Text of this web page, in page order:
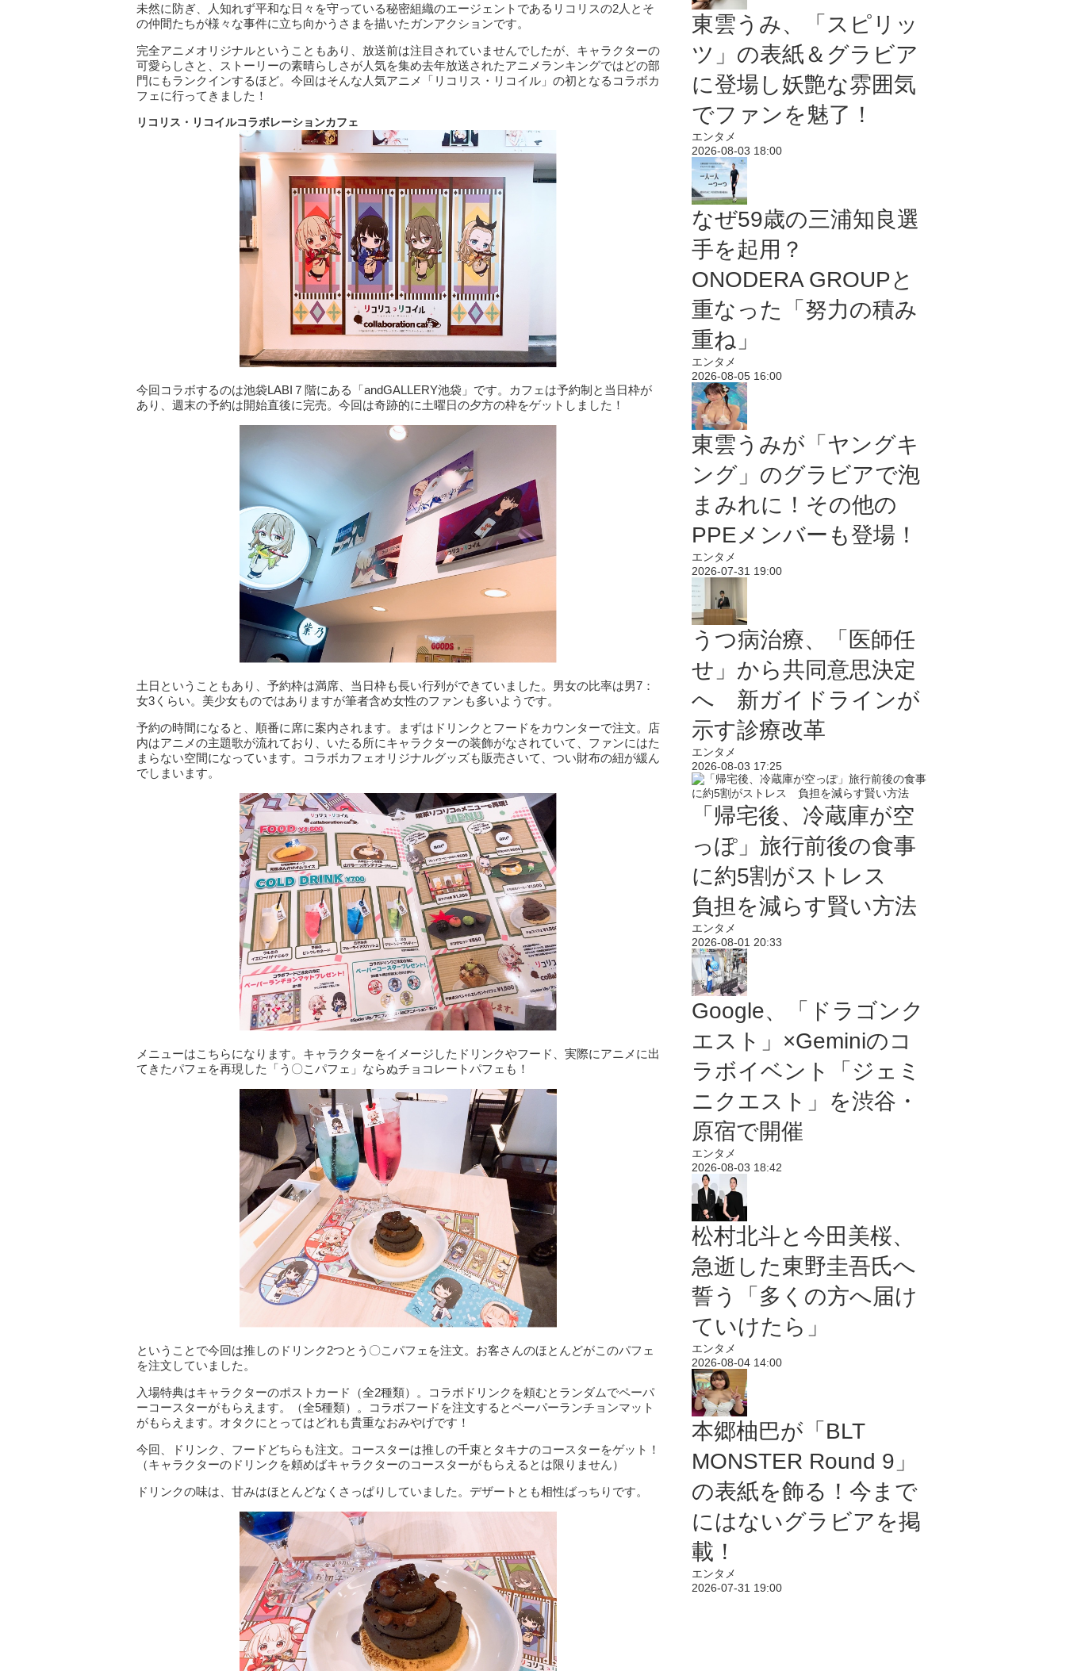
未然に防ぎ、人知れず平和な日々を守っている秘密組織のエージェントであるリコリスの2人とそ
の仲間たちが様々な事件に立ち向かうさまを描いたガンアクションです。
完全アニメオリジナルということもあり、放送前は注目されていませんでしたが、キャラクターの
可愛らしさと、ストーリーの素晴らしさが人気を集め去年放送されたアニメランキングではどの部
門にもランクインするほど。今回はそんな人気アニメ「リコリス・リコイル」の初となるコラボカ
フェに行ってきました！
リコリス・リコイルコラボレーションカフェ
今回コラボするのは池袋LABI７階にある「andGALLERY池袋」です。カフェは予約制と当日枠が
あり、週末の予約は開始直後に完売。今回は奇跡的に土曜日の夕方の枠をゲットしました！
土日ということもあり、予約枠は満席、当日枠も長い行列ができていました。男女の比率は男7：
女3くらい。美少女ものではありますが筆者含め女性のファンも多いようです。
予約の時間になると、順番に席に案内されます。まずはドリンクとフードをカウンターで注文。店
内はアニメの主題歌が流れており、いたる所にキャラクターの装飾がなされていて、ファンにはた
まらない空間になっています。コラボカフェオリジナルグッズも販売さいて、つい財布の紐が緩ん
でしまいます。
メニューはこちらになります。キャラクターをイメージしたドリンクやフード、実際にアニメに出
てきたパフェを再現した「う〇こパフェ」ならぬチョコレートパフェも！
ということで今回は推しのドリンク2つとう〇こパフェを注文。お客さんのほとんどがこのパフェ
を注文していました。
入場特典はキャラクターのポストカード（全2種類）。コラボドリンクを頼むとランダムでペーパ
ーコースターがもらえます。（全5種類）。コラボフードを注文するとペーパーランチョンマット
がもらえます。オタクにとってはどれも貴重なおみやげです！
今回、ドリンク、フードどちらも注文。コースターは推しの千束とタキナのコースターをゲット！
（キャラクターのドリンクを頼めばキャラクターのコースターがもらえるとは限りません）
ドリンクの味は、甘みはほとんどなくさっぱりしていました。デザートとも相性ばっちりです。
東雲うみ、「スピリッ
ツ」の表紙＆グラビア
に登場し妖艶な雰囲気
でファンを魅了！
エンタメ
2026-08-03 18:00
なぜ59歳の三浦知良選
手を起用？
ONODERA GROUPと
重なった「努力の積み
重ね」
エンタメ
2026-08-05 16:00
東雲うみが「ヤングキ
ング」のグラビアで泡
まみれに！その他の
PPEメンバーも登場！
エンタメ
2026-07-31 19:00
うつ病治療、「医師任
せ」から共同意思決定
へ 新ガイドラインが
示す診療改革
エンタメ
2026-08-03 17:25
「帰宅後、冷蔵庫が空
っぽ」旅行前後の食事
に約5割がストレス
負担を減らす賢い方法
エンタメ
2026-08-01 20:33
Google、「ドラゴンク
エスト」×Geminiのコ
ラボイベント「ジェミ
ニクエスト」を渋谷・
原宿で開催
エンタメ
2026-08-03 18:42
松村北斗と今田美桜、
急逝した東野圭吾氏へ
誓う「多くの方へ届け
ていけたら」
エンタメ
2026-08-04 14:00
本郷柚巴が「BLT
MONSTER Round 9」
の表紙を飾る！今まで
にはないグラビアを掲
載！
エンタメ
2026-07-31 19:00